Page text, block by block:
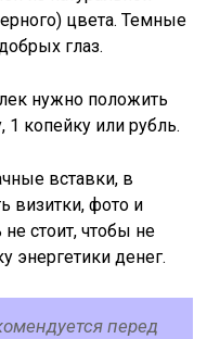
цвета. Темные
глаз.
нужно положить
копейку или рубль.
вставки, в
визитки, фото и
стоит, чтобы не
энергетики денег.
перед